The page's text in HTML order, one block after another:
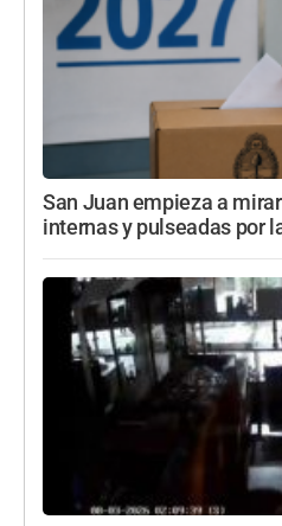
San Juan empieza a
internas y pulseadas por